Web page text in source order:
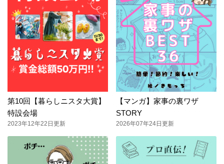
第10回【暮らしニスタ大賞】
特設会場
2023年12年22日更新
【マンガ】家事の裏ワザ
STORY
2026年07年24日更新